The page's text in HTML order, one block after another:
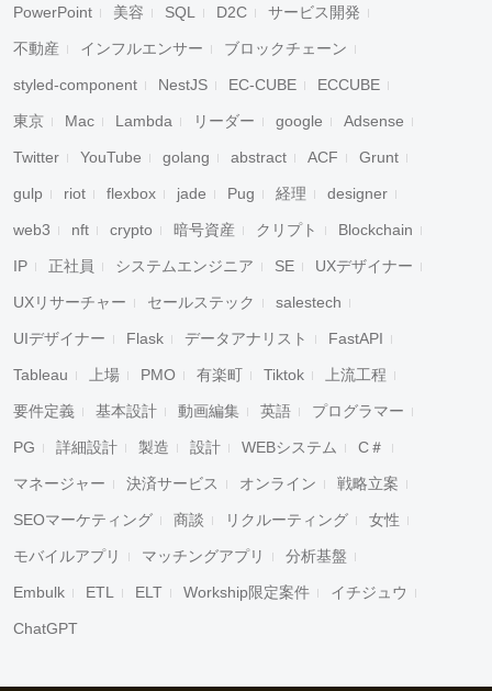
PowerPoint 美容 SQL D2C サービス開発
不動産 インフルエンサー ブロックチェーン
styled-component NestJS EC-CUBE ECCUBE
東京 Mac Lambda リーダー google Adsense
Twitter YouTube golang abstract ACF Grunt
gulp riot flexbox jade Pug 経理 designer
web3 nft crypto 暗号資産 クリプト Blockchain
IP 正社員 システムエンジニア SE UXデザイナー
UXリサーチャー セールステック salestech
UIデザイナー Flask データアナリスト FastAPI
Tableau 上場 PMO 有楽町 Tiktok 上流工程
要件定義 基本設計 動画編集 英語 プログラマー
PG 詳細設計 製造 設計 WEBシステム C＃
マネージャー 決済サービス オンライン 戦略立案
SEOマーケティング 商談 リクルーティング 女性
モバイルアプリ マッチングアプリ 分析基盤
Embulk ETL ELT Workship限定案件 イチジュウ
ChatGPT